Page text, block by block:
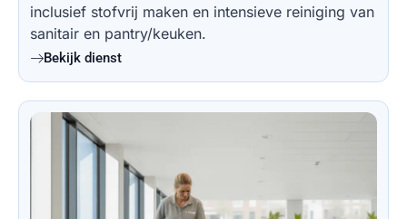
inclusief stofvrij maken en intensieve reiniging van
sanitair en pantry/keuken.
Bekijk dienst